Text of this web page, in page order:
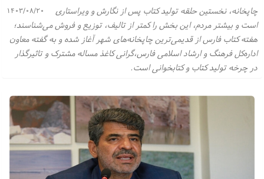
۱۴۰۳/۰۸/۲۰
چاپخانه، نخستین حلقه تولید کتاب پس از نگارش و ویراستاری
است و بیشتر مردم، این بخش را کمتر از تالیف، توزیع و فروش می‌شناسند؛
هفته کتاب فارس از قدیمی‌ترین چاپخانه‌های شهر آغاز شده و به گفته معاون
اداره‌کل فرهنگ و ارشاد اسلامی فارس،گرانی کاغذ مساله مشترک و تاثیرگذار
در چرخه تولید کتاب و کتابخوانی است.